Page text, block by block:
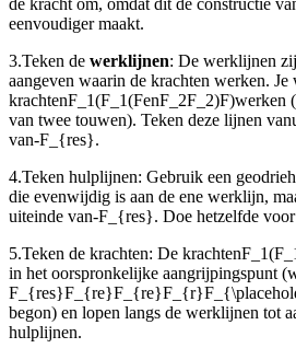
de kracht om, omdat dit de constructie
eenvoudiger maakt.
3.Teken de werklijnen: De werklijnen
aangeven waarin de krachten werken.
krachtenF_1(F_1(FenF_2F_2)F)werken
van twee touwen). Teken deze lijnen
van-F_{res}.
4.Teken hulplijnen: Gebruik een
die evenwijdig is aan de ene werklijn,
uiteinde van-F_{res}. Doe hetzelfde
5.Teken de krachten: De krachten
in het oorspronkelijke aangrijpingspunt
begon) en lopen langs de werklijnen tot
hulplijnen.